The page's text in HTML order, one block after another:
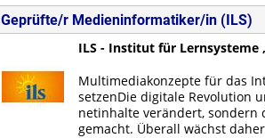
Geprüfte/r Medieninformatiker/in (ILS)
ILS - Institut für Lernsysteme
Mul­ti­me­dia­kon­zep­te für das
set­zen­Die di­gi­ta­le Re­vo­lu­ti­on
ne­tin­hal­te ver­än­dert, son­dern
ge­macht. Über­all wächst